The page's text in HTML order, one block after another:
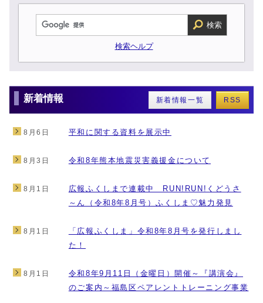
検索
検索ヘルプ
新着情報 新着情報一覧 RSS
8月6日 平和に関する資料を展示中
8月3日 令和8年熊本地震災害義援金について
8月1日
広報ふくしまで連載中 RUN!RUN!くどうさ
～ん（令和8年8月号）ふくしま♡魅力発見
8月1日
「広報ふくしま」令和8年8月号を発行しまし
た！
8月1日
令和8年9月11日（金曜日）開催～『講演会』
のご案内～福島区ペアレントトレーニング事業